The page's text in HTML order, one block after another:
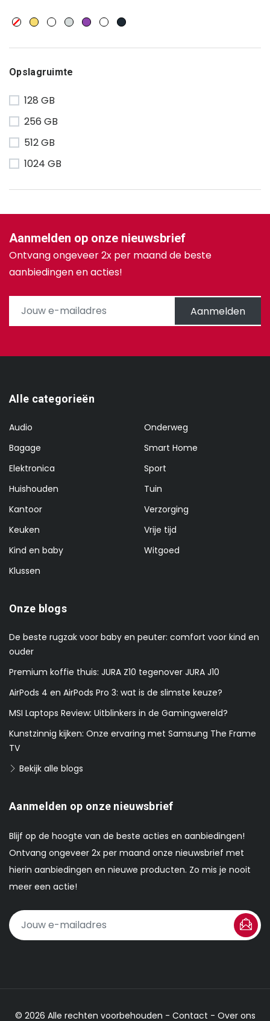
Opslagruimte
128 GB
256 GB
512 GB
1024 GB
Aanmelden op onze nieuwsbrief
Ontvang ongeveer 2x per maand de beste
aanbiedingen en acties!
Aanmelden
Alle categorieën
Audio
Bagage
Elektronica
Huishouden
Kantoor
Keuken
Kind en baby
Klussen
Onderweg
Smart Home
Sport
Tuin
Verzorging
Vrije tijd
Witgoed
Onze blogs
De beste rugzak voor baby en peuter: comfort voor kind en
ouder
Premium koffie thuis: JURA Z10 tegenover JURA J10
AirPods 4 en AirPods Pro 3: wat is de slimste keuze?
MSI Laptops Review: Uitblinkers in de Gamingwereld?
Kunstzinnig kijken: Onze ervaring met Samsung The Frame
TV
Bekijk alle blogs
Aanmelden op onze nieuwsbrief
Blijf op de hoogte van de beste acties en aanbiedingen!
Ontvang ongeveer 2x per maand onze nieuwsbrief met
hierin aanbiedingen en nieuwe producten. Zo mis je nooit
meer een actie!
© 2026 Alle rechten voorbehouden - Contact - Over ons